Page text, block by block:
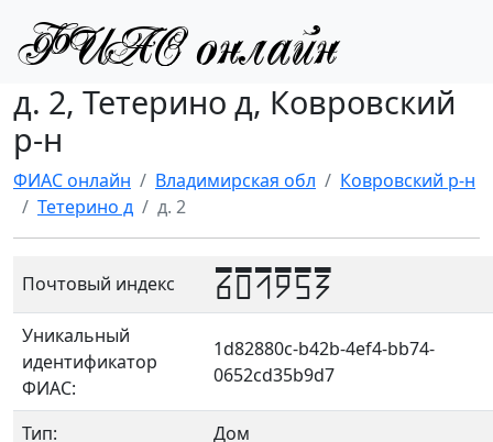
д. 2, Тетерино д, Ковровский
р-н
ФИАС онлайн Владимирская обл
Ковровский р-н
Тетерино д
д. 2
Почтовый индекс 601953
Уникальный
идентификатор
ФИАС:
1d82880c-b42b-4ef4-bb74-
0652cd35b9d7
Тип:
Дом